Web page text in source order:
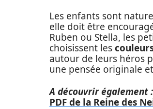
Les enfants sont
elle doit être
Ruben ou Stella, les
choisissent les
autour de leurs héros
une pensée originale
A découvrir également :
PDF de la Reine des